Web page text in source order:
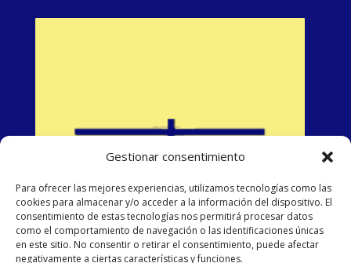
Gestionar consentimiento
Para ofrecer las mejores experiencias, utilizamos tecnologías como las
cookies para almacenar y/o acceder a la información del dispositivo. El
consentimiento de estas tecnologías nos permitirá procesar datos
como el comportamiento de navegación o las identificaciones únicas
en este sitio. No consentir o retirar el consentimiento, puede afectar
negativamente a ciertas características y funciones.